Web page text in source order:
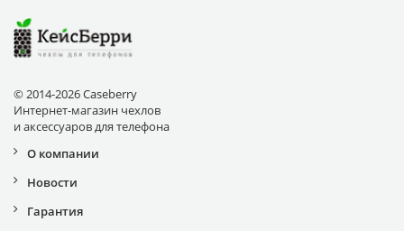
© 2014-2026 Caseberry
Интернет-магазин чехлов
и аксессуаров для телефона
О компании
Новости
Гарантия